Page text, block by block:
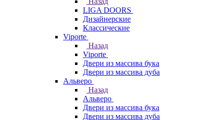
LIGA DOORS
Дизайнерские
Классические
Viporte
Назад
Viporte
Двери из массива бука
Двери из массива дуба
Альверо
Назад
Альверо
Двери из массива бука
Двери из массива дуба